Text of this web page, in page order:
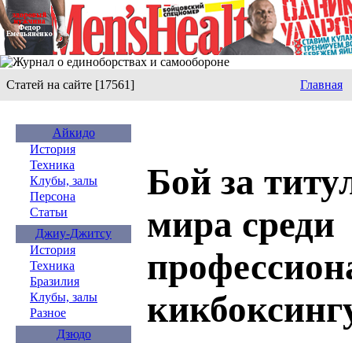
Статей на сайте [17561] Главная
Айкидо
История
Техника
Клубы, залы
Персона
Статьи
Джиу-Джитсу
История
Техника
Бразилия
Клубы, залы
Разное
Дзюдо
Бой за
мира среди